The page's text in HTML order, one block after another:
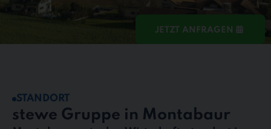
JETZT ANFRAGEN
STANDORT
stewe Gruppe in Montabaur